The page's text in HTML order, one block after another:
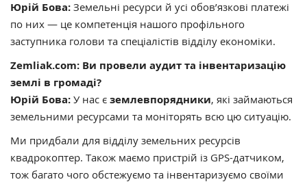
Юрій Бова: Земельні ресурси й усі обов’язкові платежі
по них — це компетенція нашого профільного
заступника голови та спеціалістів відділу економіки.
Zemliak.com: Ви провели аудит та інвентаризацію
землі в громаді?
Юрій Бова: У нас є землевпорядники, які займаються
земельними ресурсами та моніторять всю цю ситуацію.
Ми придбали для відділу земельних ресурсів
квадрокоптер. Також маємо пристрій із GPS-датчиком,
тож багато чого обстежуємо та інвентаризуємо своїми